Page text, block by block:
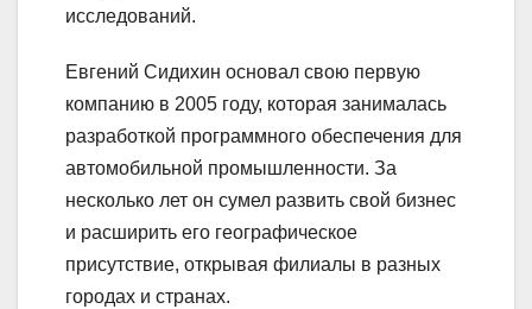
исследований.
Евгений Сидихин основал свою первую
компанию в 2005 году, которая занималась
разработкой программного обеспечения для
автомобильной промышленности. За
несколько лет он сумел развить свой бизнес
и расширить его географическое
присутствие, открывая филиалы в разных
городах и странах.